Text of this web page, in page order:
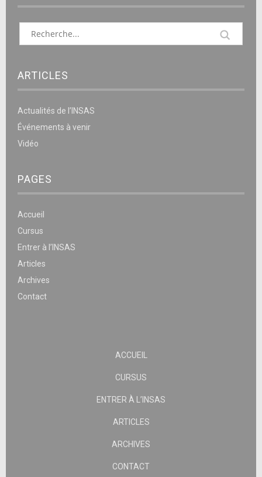
ARTICLES
Actualités de l’INSAS
Événements à venir
Vidéo
PAGES
Accueil
Cursus
Entrer à l’INSAS
Articles
Archives
Contact
ACCUEIL
CURSUS
ENTRER À L’INSAS
ARTICLES
ARCHIVES
CONTACT